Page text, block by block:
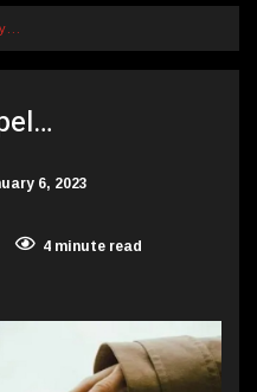
6, 2023
4 minute read